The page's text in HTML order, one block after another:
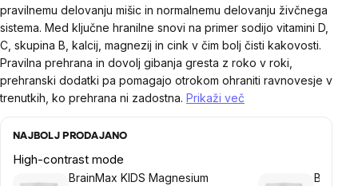
pravilnemu delovanju mišic in normalnemu delovanju živčnega
sistema. Med ključne hranilne snovi na primer sodijo vitamini D,
C, skupina B, kalcij, magnezij in cink v čim bolj čisti kakovosti.
Pravilna prehrana in dovolj gibanja gresta z roko v roki,
prehranski dodatki pa pomagajo otrokom ohraniti ravnovesje v
trenutkih, ko prehrana ni zadostna. Prikaži več
NAJBOLJ PRODAJANO
High-contrast mode
BrainMax KIDS Magnesium